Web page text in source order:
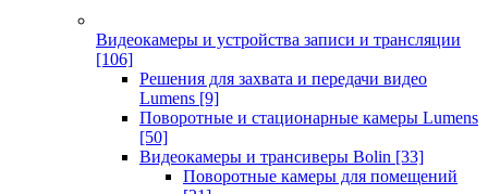
Видеокамеры и устройства записи и трансляции
[106]
Решения для захвата и передачи видео
Lumens [9]
Поворотные и стационарные камеры Lumens
[50]
Видеокамеры и трансиверы Bolin [33]
Поворотные камеры для помещений